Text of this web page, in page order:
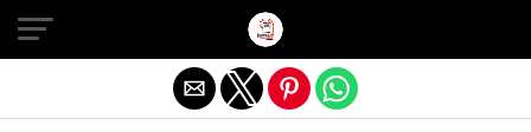
Salir de la versión móvil